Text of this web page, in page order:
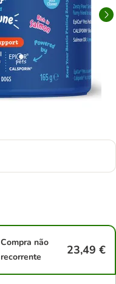
Compra não
recorrente
23,49 €